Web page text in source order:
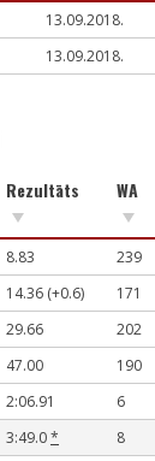
13.09.2018.
13.09.2018.
Rezultāts WA
8.83 239
14.36 (+0.6) 171
29.66 202
47.00 190
2:06.91 6
3:49.0* 8